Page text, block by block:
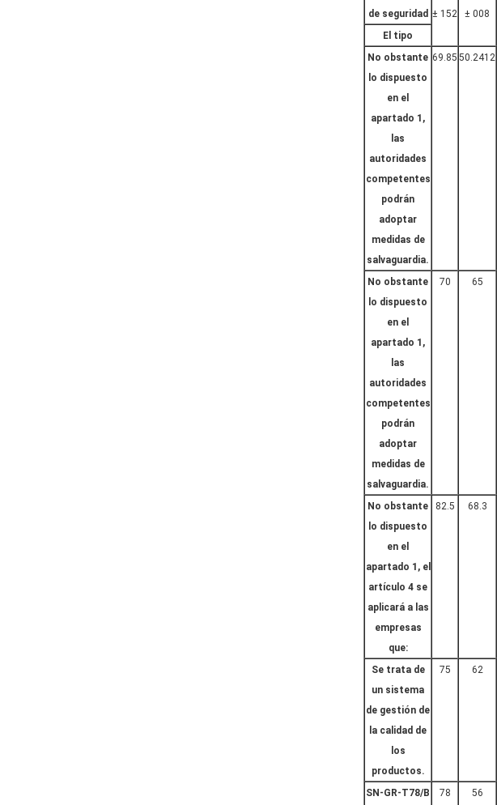
de seguridad ± 152
± 008
El tipo
No obstante
lo dispuesto
en el
apartado 1,
las
autoridades
competentes
podrán
adoptar
medidas de
salvaguardia.
69.85 50.2412
No obstante
lo dispuesto
en el
apartado 1,
las
autoridades
competentes
podrán
adoptar
medidas de
salvaguardia.
70 65
No obstante
lo dispuesto
en el
apartado 1, el
artículo 4 se
aplicará a las
empresas
que:
82.5 68.3
Se trata de
un sistema
de gestión de
la calidad de
los
productos.
75 62
SN-GR-T78/B 78 56